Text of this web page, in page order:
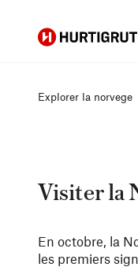
Hurtigruten
Explorer la norvege
Visiter la
En octobre, la
les premiers